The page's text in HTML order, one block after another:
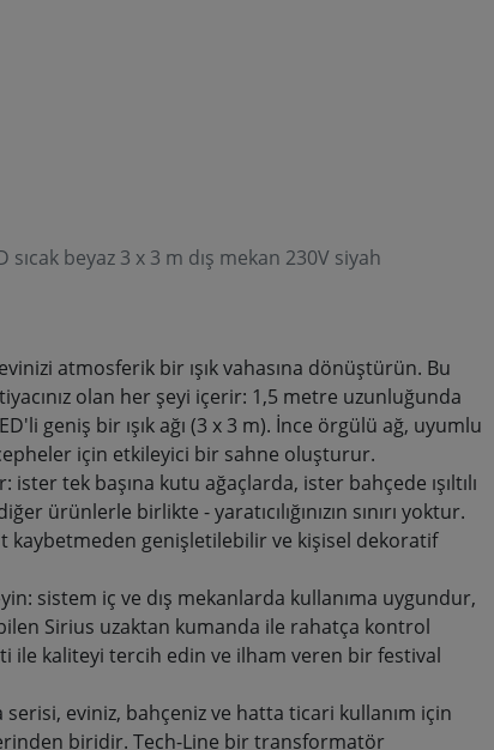
sıcak beyaz 3 x 3 m dış mekan 230V siyah
atmosferik bir ışık vahasına dönüştürün. Bu
olan her şeyi içerir: 1,5 metre uzunluğunda
geniş bir ışık ağı (3 x 3 m). İnce örgülü ağ, uyumlu
için etkileyici bir sahne oluşturur.
ister tek başına kutu ağaçlarda, ister bahçede ışıltılı
ürünlerle birlikte - yaratıcılığınızın sınırı yoktur.
kaybetmeden genişletilebilir ve kişisel dekoratif
sistem iç ve dış mekanlarda kullanıma uygundur,
Sirius uzaktan kumanda ile rahatça kontrol
ile kaliteyi tercih edin ve ilham veren bir festival
eviniz, bahçeniz ve hatta ticari kullanım için
biridir. Tech-Line bir transformatör